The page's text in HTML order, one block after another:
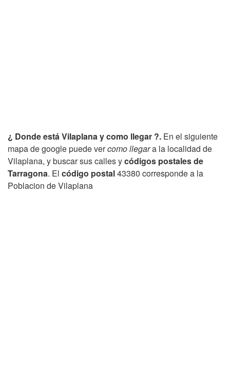
¿ Donde está Vilaplana y como llegar ?. En el siguiente
mapa de google puede vercomo llegara la localidad de
Vilaplana, y buscar sus calles ycódigos postales de
Tarragona. El código postal43380 corresponde a la
Poblacion de Vilaplana